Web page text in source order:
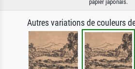
papier japonais.
Autres variations de couleurs